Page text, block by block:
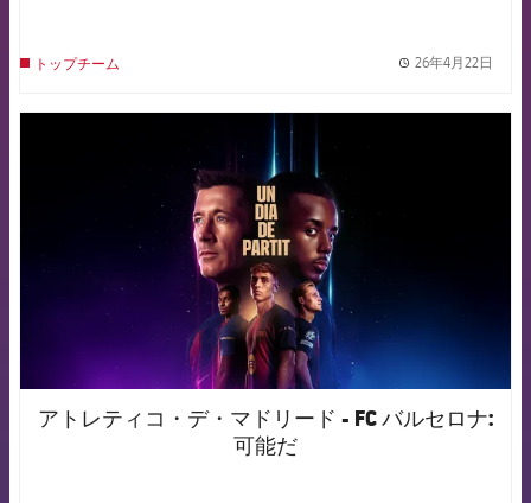
トップチーム 26年4月22日
FCB Barcelona badge
アトレティコ・デ・マドリード - FC バルセロナ:
可能だ